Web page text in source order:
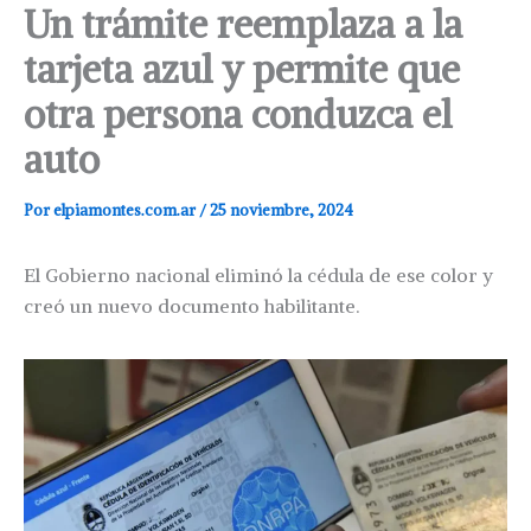
Un trámite reemplaza a la
tarjeta azul y permite que
otra persona conduzca el
auto
Porelpiamontes.com.ar/25 noviembre, 2024
El Gobierno nacional eliminó la cédula de ese color y
creó un nuevo documento habilitante.